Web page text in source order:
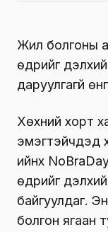
Жил болгоны
өдрийг
даруулгагүй
Хөхний хорт
ийнхүү
өдрийг
байгуулдаг.
болгон ягаан